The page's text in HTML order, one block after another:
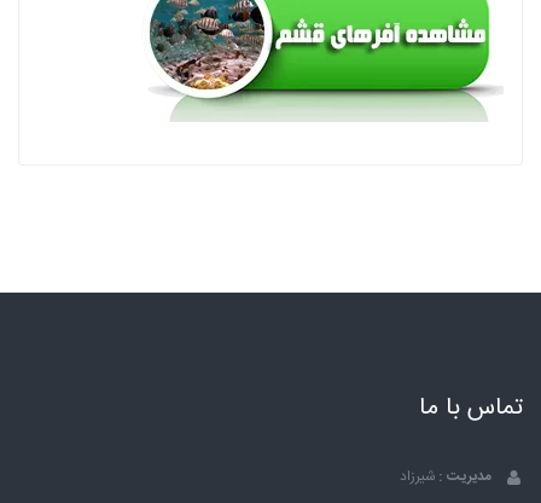
تماس با ما
مدیریت : شیرزاد